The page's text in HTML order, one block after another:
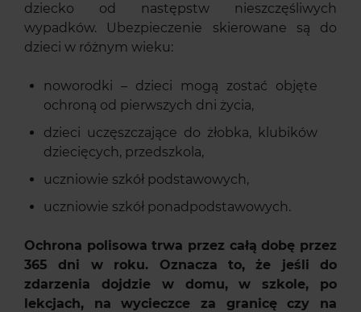
dziecko od następstw nieszczęśliwych
wypadków. Ubezpieczenie skierowane są do
dzieci w różnym wieku:
noworodki – dzieci mogą zostać objęte
ochroną od pierwszych dni życia,
dzieci uczęszczające do żłobka, klubików
dziecięcych, przedszkola,
uczniowie szkół podstawowych,
uczniowie szkół ponadpodstawowych.
Ochrona polisowa trwa przez całą dobę przez
365 dni w roku. Oznacza to, że jeśli do
zdarzenia dojdzie w domu, w szkole, po
lekcjach, na wycieczce za granicę czy na